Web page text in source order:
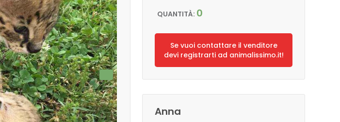
QUANTITÀ: 0
Se vuoi contattare il venditore
devi registrarti ad animalissimo.it!
Anna